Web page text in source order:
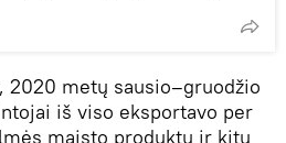
2020 metų sausio–gruodžio
iš viso eksportavo per
maisto produktų ir kitų